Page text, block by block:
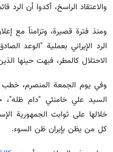
والاعتقاد الراسخ، أكدوا أن الرد
ومنذ فترة قصيرة، وتزامناً مع
الاحتلال كالمطر، فبهت حينها
وفي يوم الجمعة المنصرم، خطب
السيد علي خامنئي "دام ظله"،
خلالها على ثوابت الجمهورية
كل من يظن بإيران ظن السوء.